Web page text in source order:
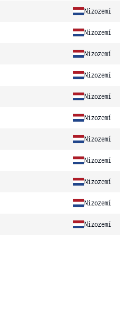
Nizozemí
Nizozemí
Nizozemí
Nizozemí
Nizozemí
Nizozemí
Nizozemí
Nizozemí
Nizozemí
Nizozemí
Nizozemí